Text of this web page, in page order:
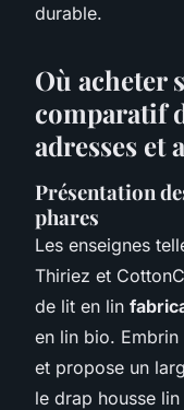
durable.
Où acheter
comparatif
adresses et
Présentation
phares
Les enseignes
Thiriez et
de lit en lin
en lin bio.
et propose un
le drap housse